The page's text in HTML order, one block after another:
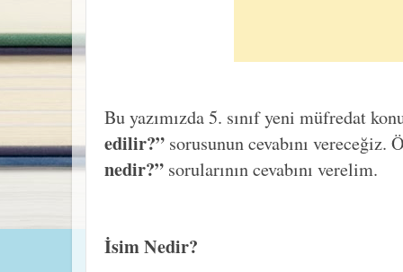
Bu yazımızda 5. sınıf yeni müfredat
edilir?” sorusunun cevabını vereceğiz.
nedir?” sorularının cevabını verelim.
İsim Nedir?